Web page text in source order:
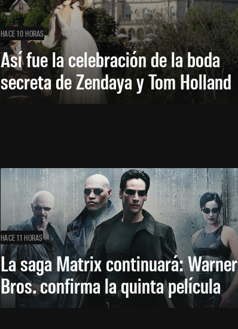
HACE 10 HORAS
Así fue la celebración de la boda
secreta de Zendaya y Tom Holland
HACE 11 HORAS
La saga Matrix continuará: Warner
Bros. confirma la quinta película